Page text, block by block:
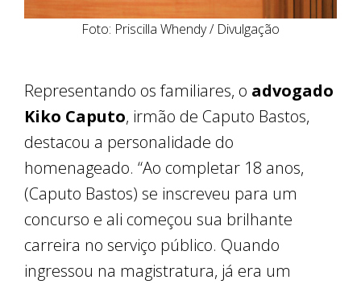
Foto: Priscilla Whendy / Divulgação
Representando os familiares, o advogado
Kiko Caputo, irmão de Caputo Bastos,
destacou a personalidade do
homenageado. “Ao completar 18 anos,
(Caputo Bastos) se inscreveu para um
concurso e ali começou sua brilhante
carreira no serviço público. Quando
ingressou na magistratura, já era um